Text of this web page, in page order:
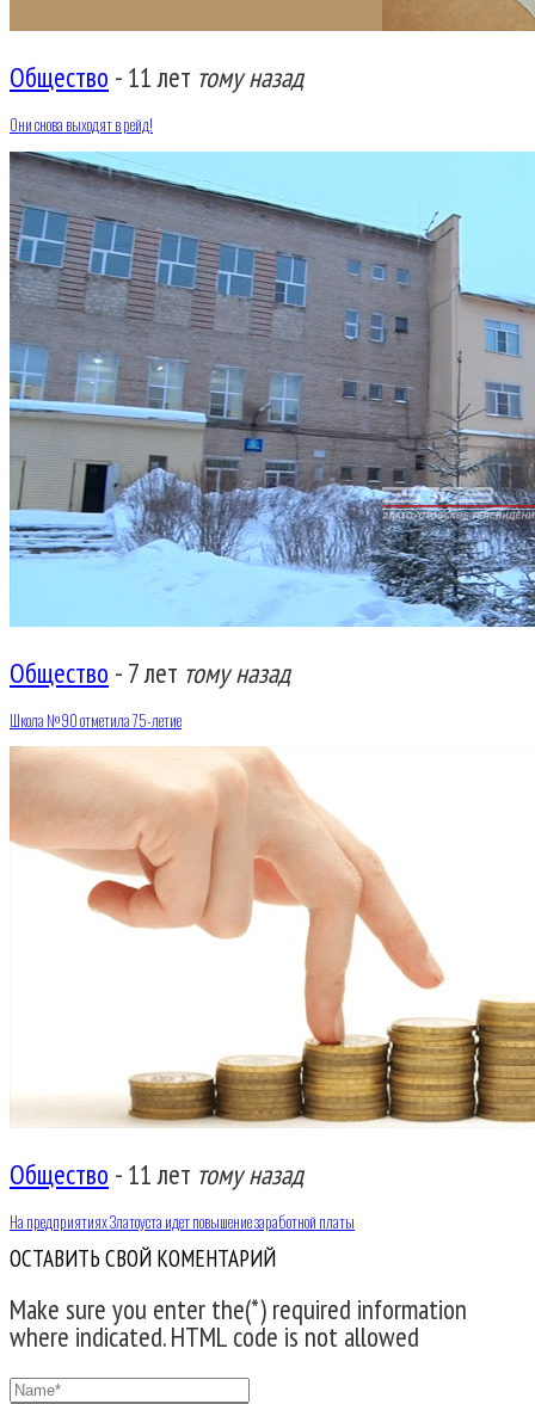
Общество - 11 лет тому назад
Они снова выходят в рейд!
Общество - 7 лет тому назад
Школа №90 отметила 75-летие
Общество - 11 лет тому назад
На предприятиях Златоуста идет повышение заработной платы
ОСТАВИТЬ СВОЙ КОМЕНТАРИЙ
Make sure you enter the(*) required information
where indicated. HTML code is not allowed